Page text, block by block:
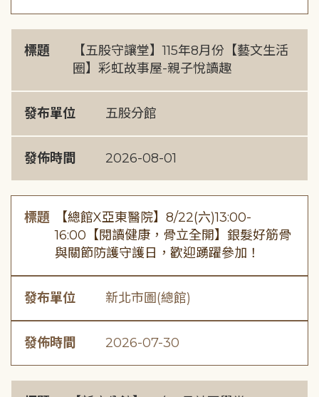
標題
【五股守讓堂】115年8月份【藝文生活
圈】彩虹故事屋-親子悅讀趣
發布單位 五股分館
發佈時間 2026-08-01
標題
【總館X亞東醫院】8/22(六)13:00-
16:00【閱讀健康，骨立全開】銀髮好筋骨
與關節防護守護日，歡迎踴躍參加！
發布單位 新北市圖(總館)
發佈時間 2026-07-30